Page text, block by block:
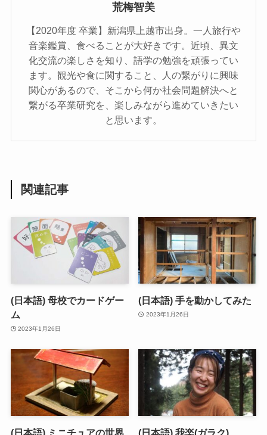
荒梅智美
【2020年度 卒業】新潟県上越市出身。一人旅行や
音楽鑑賞、食べることが大好きです。近頃、異文
化交流の楽しさを知り、語学の勉強を頑張ってい
ます。観光や食に関すること、人の繋がりに興味
関心があるので、そこから何か社会問題解決へと
繋がる卒業研究を、楽しみながら進めていきたい
と思います。
関連記事
(日本語) 母校でカードゲー
ム
2023年1月26日
(日本語) 手を動かしてみた
2023年1月26日
(日本語) ミニチュアの世界 (日本語) 我楽(ガラク)